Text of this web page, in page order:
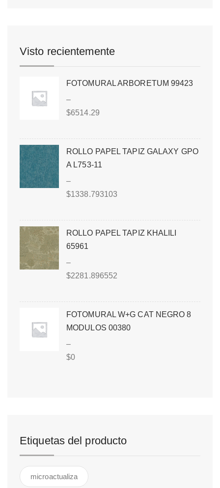
Visto recientemente
FOTOMURAL ARBORETUM 99423
–
$6514.29
ROLLO PAPEL TAPIZ GALAXY GPO
A L753-11
–
$1338.793103
ROLLO PAPEL TAPIZ KHALILI
65961
–
$2281.896552
FOTOMURAL W+G CAT NEGRO 8
MODULOS 00380
–
$0
Etiquetas del producto
microactualiza